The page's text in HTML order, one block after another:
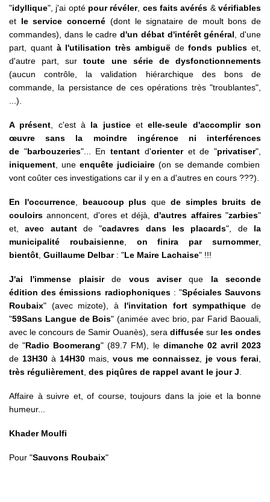
"idyllique", j'ai opté pour révéler, ces faits avérés &vérifiables
et le service concerné (dont le signataire de moult bons de
commandes), dans le cadre d'un débat d'intérêt général , d'une
part, quant à l'utilisation très ambiguëdefonds publics et,
d'autre part, surtoute une série de dysfonctionnements
(aucun contrôle, la validation hiérarchique des bons de
commande, la persistance de ces opérations très "troublantes",
...).
A présent , c'est à la justiceetelle-seule d'accomplir son
œuvre sans la moindre ingérence ni interférences
de "barbouzeries"... Ententant d'orienter et de "privatiser",
iniquement , une enquête judiciaire (on se demande combien
vont coûter ces investigations car il y en a d'autres en cours ???).
En l'occurrence, beaucoup plus que de simples bruits de
couloirsannoncent, d'ores et déjà,d'autres affaires"zarbies"
et,avec autantde "cadavres dans les placards", de la
municipalité roubaisienne, on finira par surnommer,
bientôt Guillaume Delbar: "Le Maire Lachaise" !!!
J'ai l'immense plaisirde vous aviserque la seconde
édition des émissions radiophoniques: "Spéciales Sauvons
Roubaix" (avec mizote), à l'invitation fort sympathiquede
"59Sans Langue de Bois" (animée avec brio, par Farid Baouali,
avec le concours de Samir Ouanès), sera diffusée sur les ondes
de "Radio Boomerang" (89.7 FM), le dimanche 02 avril 2023
de 13H30 à 14H30 mais, vous me connaissez je vous ferai
très régulièrement des piqûres de rappel avant le jour J
Affaire à suivre et, of course, toujours dans la joie et la bonne
humeur...
Khader Moulfi
Pour "Sauvons Roubaix"